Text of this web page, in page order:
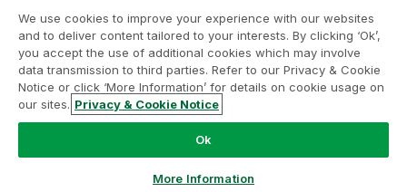
Acuerdos legales
Condiciones del producto
Legal Policies
Política legal
Condiciones de uso
Marcas comerciales
Do Not Share My Info
Copyright © 1993-2026 QlikTech International AB.
We use cookies to improve your experience with our websites
and to deliver content tailored to your interests. By clicking ‘Ok’,
you accept the use of additional cookies which may involve
data transmission to third parties. Refer to our Privacy & Cookie
Notice or click ‘More Information’ for details on cookie usage on
our sites. Privacy & Cookie Notice
Ok
More Information